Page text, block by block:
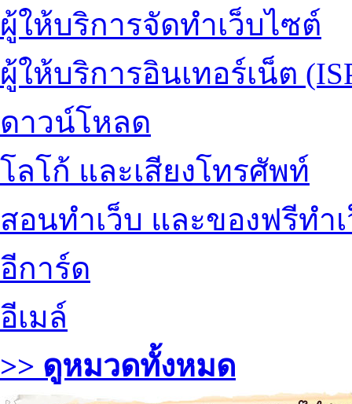
ผู้ให้บริการจัดทำเว็บไซต์
ผู้ให้บริการอินเทอร์เน็ต
ดาวน์โหลด
โลโก้ และเสียงโทรศัพท์
สอนทำเว็บ และของฟรีทำ
อีการ์ด
อีเมล์
>> ดูหมวดทั้งหมด